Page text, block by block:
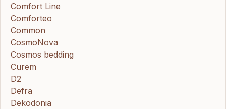
Comfort Line
Comforteo
Common
CosmoNova
Cosmos bedding
Curem
D2
Defra
Dekodonia